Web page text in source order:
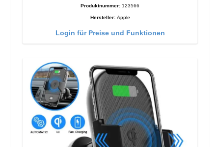
Produktnummer: 123566
Hersteller: Apple
Login für Preise und Funktionen